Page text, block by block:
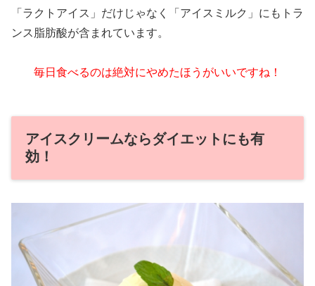
「ラクトアイス」だけじゃなく「アイスミルク」にもトラ
ンス脂肪酸が含まれています。
毎日食べるのは絶対にやめたほうがいいですね！
アイスクリームならダイエットにも有
効！